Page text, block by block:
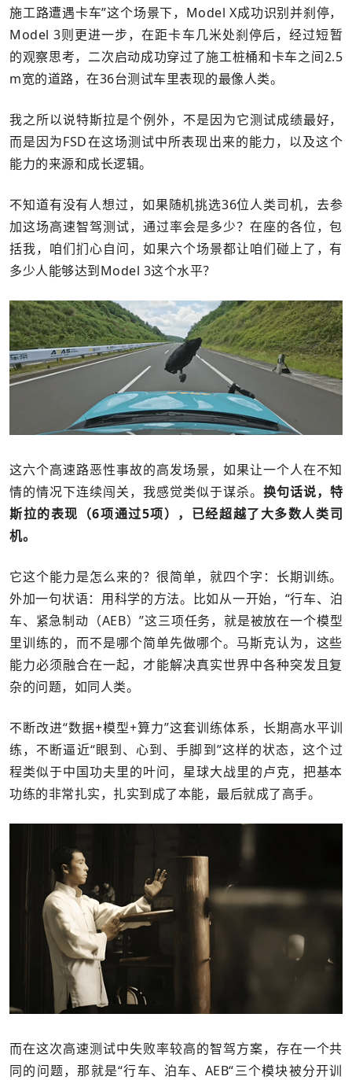
施工路遭遇卡车”这个场景下，Model X成功识别并刹停，
Model 3则更进一步，在距卡车几米处刹停后，经过短暂
的观察思考，二次启动成功穿过了施工桩桶和卡车之间2.5
m宽的道路，在36台测试车里表现的最像人类。
我之所以说特斯拉是个例外，不是因为它测试成绩最好，
而是因为FSD在这场测试中所表现出来的能力，以及这个
能力的来源和成长逻辑。
不知道有没有人想过，如果随机挑选36位人类司机，去参
加这场高速智驾测试，通过率会是多少？在座的各位，包
括我，咱们扪心自问，如果六个场景都让咱们碰上了，有
多少人能够达到Model 3这个水平？
这六个高速路恶性事故的高发场景，如果让一个人在不知
情的情况下连续闯关，我感觉类似于谋杀。 换句话说，特
斯拉的表现（6项通过5项），已经超越了大多数人类司
机。
它这个能力是怎么来的？很简单，就四个字：长期训练。
外加一句状语：用科学的方法。比如从一开始，“行车、泊
车、紧急制动（AEB）”这三项任务，就是被放在一个模型
里训练的，而不是哪个简单先做哪个。马斯克认为，这些
能力必须融合在一起，才能解决真实世界中各种突发且复
杂的问题，如同人类。
不断改进“数据+模型+算力”这套训练体系，长期高水平训
练，不断逼近“眼到、心到、手脚到”这样的状态，这个过
程类似于中国功夫里的叶问，星球大战里的卢克，把基本
功练的非常扎实，扎实到成了本能，最后就成了高手。
而在这次高速测试中失败率较高的智驾方案，存在一个共
同的问题，那就是“行车、泊车、AEB“三个模块被分开训